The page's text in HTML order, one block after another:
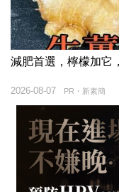
減肥首選，檸檬加它
PR・新素簡
2026-08-07